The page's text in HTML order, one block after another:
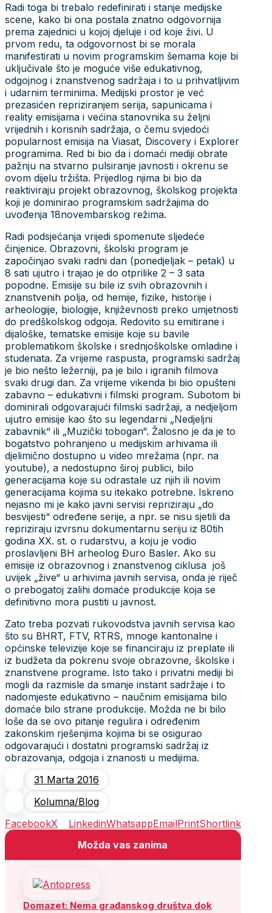
Radi toga bi trebalo redefinirati i stanje medijske
scene, kako bi ona postala znatno odgovornija
prema zajednici u kojoj djeluje i od koje živi. U
prvom redu, ta odgovornost bi se morala
manifestirati u novim programskim šemama koje bi
uključivale što je moguće više edukativnog,
odgojnog i znanstvenog sadržaja i to u prihvatljivim
i udarnim terminima. Medijski prostor je već
prezasićen repriziranjem serija, sapunicama i
reality emisijama i većina stanovnika su željni
vrijednih i korisnih sadržaja, o čemu svjedoći
popularnost emisija na Viasat, Discovery i Explorer
programima. Red bi bio da i domaći mediji obrate
pažnju na stvarno pulsiranje javnosti i okrenu se
ovom dijelu tržišta. Prijedlog njima bi bio da
reaktiviraju projekt obrazovnog, školskog projekta
koji je dominirao programskim sadržajima do
uvođenja 18novembarskog režima.
Radi podsjećanja vrijedi spomenute sljedeće
činjenice. Obrazovni, školski program je
započinjao svaki radni dan (ponedjeljak – petak) u
8 sati ujutro i trajao je do otprilike 2 – 3 sata
popodne. Emisije su bile iz svih obrazovnih i
znanstvenih polja, od hemije, fizike, historije i
arheologije, biologije, književnosti preko umjetnosti
do predškolskog odgoja. Redovito su emitirane i
dijaloške, tematske emisije koje su bavile
problematikom školske i srednjoškolske omladine i
studenata. Za vrijeme raspusta, programski sadržaj
je bio nešto ležerniji, pa je bilo i igranih filmova
svaki drugi dan. Za vrijeme vikenda bi bio opušteni
zabavno – edukativni i filmski program. Subotom bi
dominirali odgovarajući filmski sadržaji, a nedjeljom
ujutro emisije kao što su legendarni „Nedjeljni
zabavnik“ ili „Muzički tobogan“. Žalosno je da je to
bogatstvo pohranjeno u medijskim arhivama ili
djelimično dostupno u video mrežama (npr. na
youtube), a nedostupno široj publici, bilo
generacijama koje su odrastale uz njih ili novim
generacijama kojima su itekako potrebne. Iskreno
nejasno mi je kako javni servisi repriziraju „do
besvijesti“ određene serije, a npr. se nisu sjetili da
repriziraju izvrsnu dokumentarnu seriju iz 80tih
godina XX. st. o rudarstvu, a koju je vodio
proslavljeni BH arheolog Đuro Basler. Ako su
emisije iz obrazovnog i znanstvenog ciklusa još
uvijek „žive“ u arhivima javnih servisa, onda je riječ
o prebogatoj zalihi domaće produkcije koja se
definitivno mora pustiti u javnost.
Zato treba pozvati rukovodstva javnih servisa kao
što su BHRT, FTV, RTRS, mnoge kantonalne i
općinske televizije koje se financiraju iz preplate ili
iz budžeta da pokrenu svoje obrazovne, školske i
znanstvene programe. Isto tako i privatni mediji bi
mogli da razmisle da smanje instant sadržaje i to
nadomjeste edukativno – naučnim emisijama bilo
domaće bilo strane produkcije. Možda ne bi bilo
loše da se ovo pitanje regulira i određenim
zakonskim rješenjima kojima bi se osigurao
odgovarajući i dostatni programski sadržaj iz
obrazovanja, odgoja i znanosti u medijima.
31 Marta 2016
Kolumna/Blog
FacebookX LinkedinWhatsappEmailPrintShortlink
Možda vas zanima
Domazet: Nema građanskog društva dok